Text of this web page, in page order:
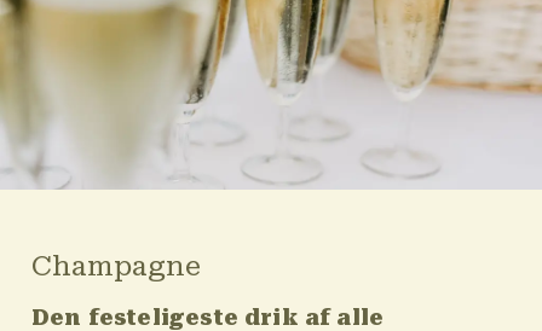
Champagne
Den festeligeste drik af alle